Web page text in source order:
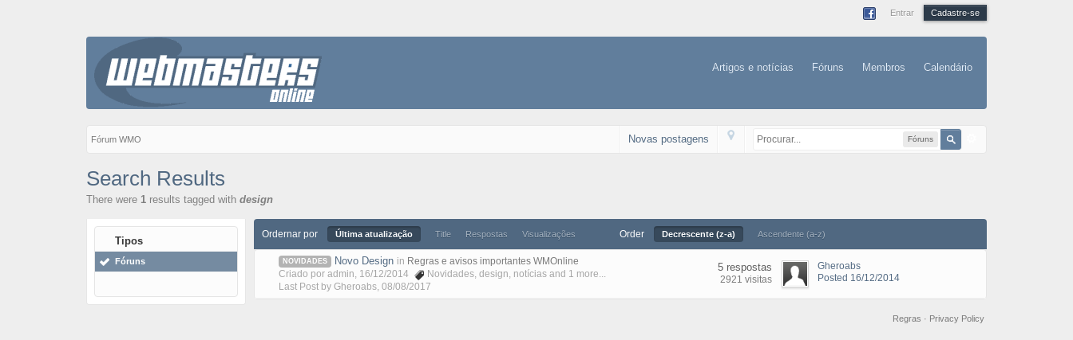
Entrar Cadastre-se
Artigos e notícias Fóruns Membros Calendário
Fórum WMO Fóruns
Novas postagens
Search Results
There were 1results tagged with design
Tipos
Fóruns
Ordernar por Última atualização Title Respostas Visualizações Order Decrescente (z-a) Ascendente (a-z)
NOVIDADES Novo Design in Regras e avisos importantes WMOnline
Criado por admin, 16/12/2014 Novidades, design, notícias and 1 more...
Last Post by Gheroabs, 08/08/2017
5 respostas
2921 visitas
Gheroabs
Posted 16/12/2014
Privacy Policy
Regras ·